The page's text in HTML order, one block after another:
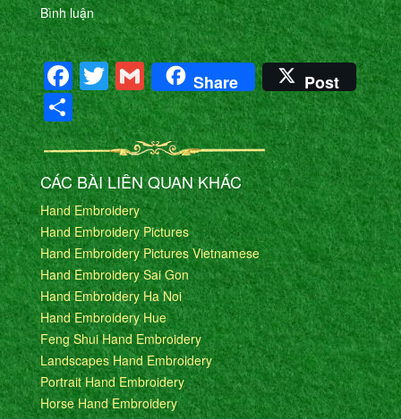
Bình luận
Facebook
Twitter
Gmail
Share Post
Share
CÁC BÀI LIÊN QUAN KHÁC
Hand Embroidery
Hand Embroidery Pictures
Hand Embroidery Pictures Vietnamese
Hand Embroidery Sai Gon
Hand Embroidery Ha Noi
Hand Embroidery Hue
Feng Shui Hand Embroidery
Landscapes Hand Embroidery
Portrait Hand Embroidery
Horse Hand Embroidery